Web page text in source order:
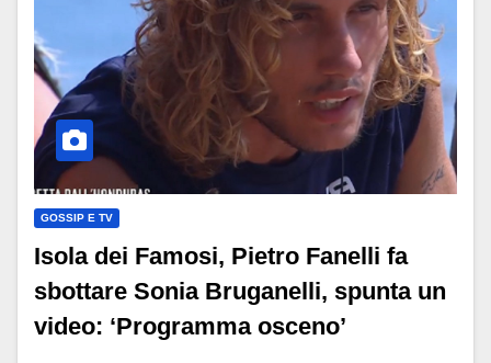
GOSSIP E TV
Isola dei Famosi, Pietro Fanelli fa
sbottare Sonia Bruganelli, spunta un
video: ‘Programma osceno’